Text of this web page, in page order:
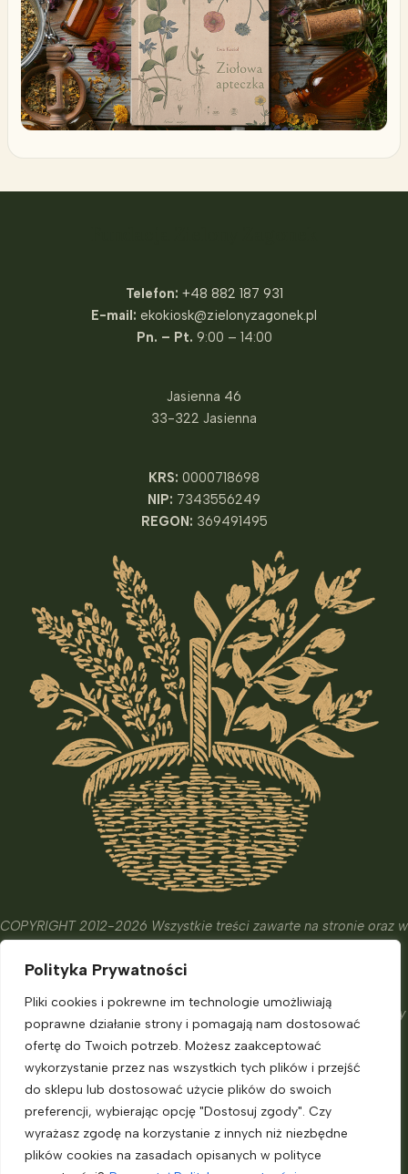
Polityka Prywatności
Pliki cookies i pokrewne im technologie umożliwiają
poprawne działanie strony i pomagają nam dostosować
ofertę do Twoich potrzeb. Możesz zaakceptować
wykorzystanie przez nas wszystkich tych plików i przejść
do sklepu lub dostosować użycie plików do swoich
preferencji, wybierając opcję "Dostosuj zgody". Czy
wyrażasz zgodę na korzystanie z innych niż niezbędne
plików cookies na zasadach opisanych w polityce
Telefon: +48 882 187 931
E-mail: ekokiosk@zielonyzagonek.pl
Pn. – Pt. 9:00 – 14:00
Jasienna 46
33-322 Jasienna
KRS: 0000718698
NIP: 7343556249
REGON: 369491495
COPYRIGHT 2012-2026 Wszystkie treści zawarte na stronie oraz w
edukacyjny, informacyjny oraz hobbistyczny.
chorobom. Nie zastąpią one porady eksperta, o którą powinniśmy
zadbać.
Informacje dla klienta
Moje konto
Polityka prywatności
Regulamin sklepu